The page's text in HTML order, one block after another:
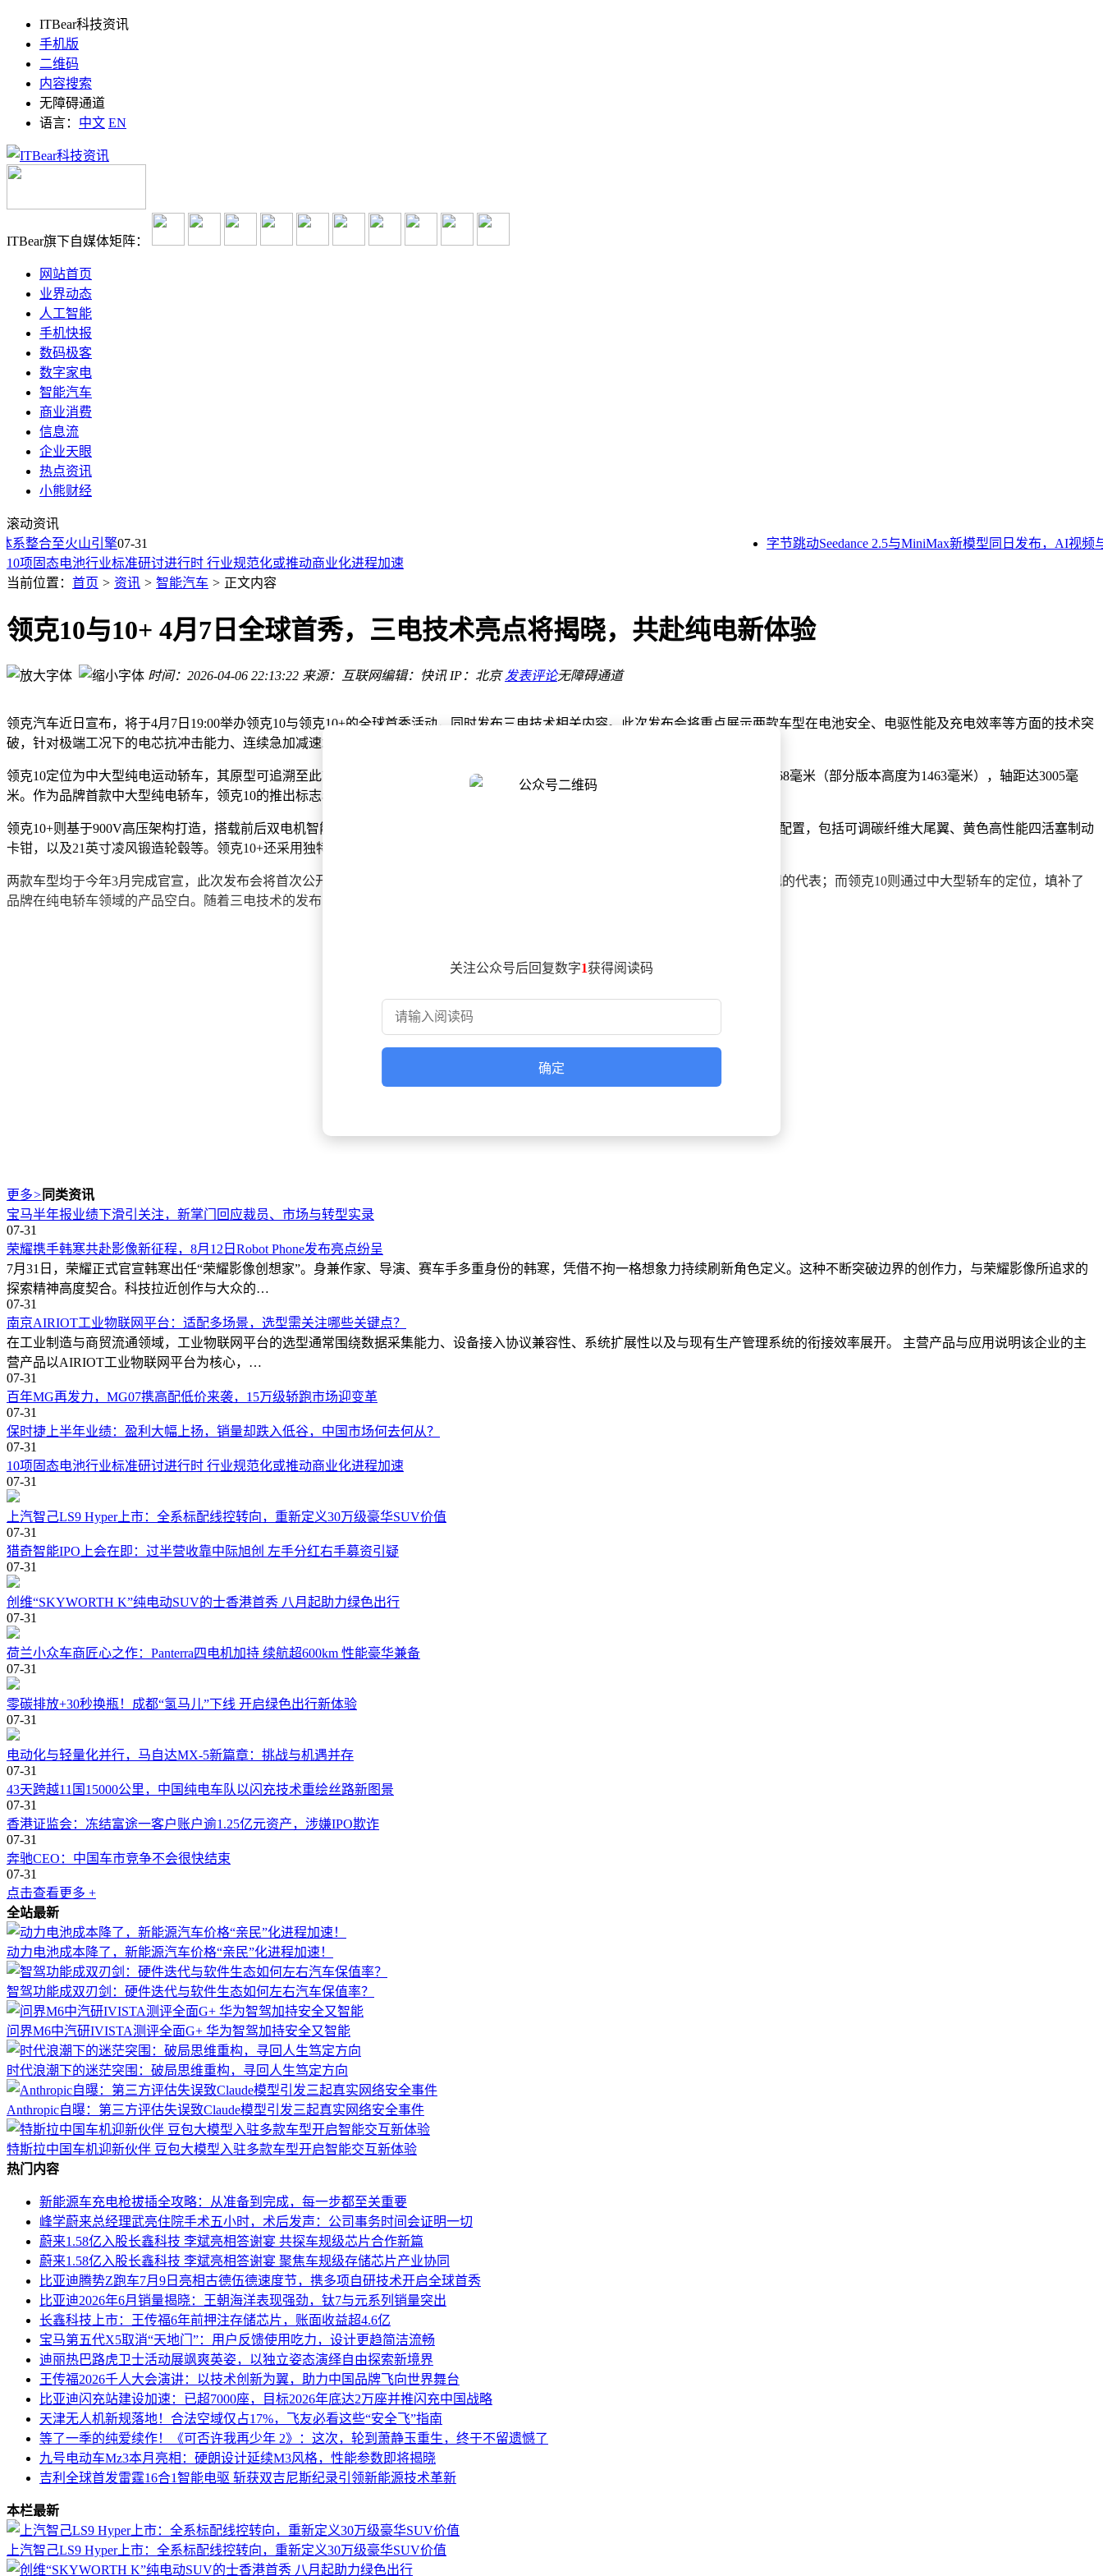
ITBear科技资讯
手机版
二维码
内容搜索
无障碍通道
语言： 中文 EN
ITBear旗下自媒体矩阵：
网站首页
业界动态
人工智能
手机快报
数码极客
数字家电
智能汽车
商业消费
信息流
企业天眼
热点资讯
小熊财经
滚动资讯
整合至火山引擎 07-31 字节跳动Seedance 2.5与MiniMax新模型同日发布，AI视频与
荷兰小众车商匠心之作：Panterra四电机加持 续航超600km 性能豪华兼备
宝马半年报业绩下滑引关注，新掌门回应裁员、市场与转型实录
荣耀携手韩寒共赴影像新征程，8月12日Robot Phone发布亮点纷呈
百年MG再发力，MG07携高配低价来袭，15万级轿跑市场迎变革
保时捷上半年业绩：盈利大幅上扬，销量却跌入低谷，中国市场何去何从？
10项固态电池行业标准研讨进行时 行业规范化或推动商业化进程加速
上汽智己LS9 Hyper上市：全系标配线控转向，重新定义30万级豪华SUV价值
创维“SKYWORTH K”纯电动SUV的士香港首秀 八月起助力绿色出行
荷兰小众车商匠心之作：Panterra四电机加持 续航超600km 性能豪华兼备
宝马半年报业绩下滑引关注，新掌门回应裁员、市场与转型实录
当前位置： 首页 > 资讯 > 智能汽车 > 正文内容
领克10与10+ 4月7日全球首秀，三电技术亮点将揭晓，共赴纯电新体验
时间：2026-04-06 22:13:22 来源：互联网编辑：快讯 IP：北京 发表评论无障碍通道
领克汽车近日宣布，将于4月7日19:00举办领克10与领克10+的全球首秀活动，同时发布三电技术相关内容。此次发布会将重点展示两款车型在电池安全、电驱性能及充电效率等方面的技术突
破，针对极端工况下的电芯抗冲击能力、连续急加减速场景下的电驱稳定性，以及快充技术优化等关键问题作出解答。
领克10定位为中大型纯电运动轿车，其原型可追溯至此前曝光的领克Z10纯电版。车身尺寸方面，该车长5050毫米、宽1966毫米、高1468毫米（部分版本高度为1463毫米），轴距达3005毫
米。作为品牌首款中大型纯电轿车，领克10的推出标志着领克正式进军高端纯电轿车市场。
领克10+则基于900V高压架构打造，搭载前后双电机智能四驱系统，综合功率高达680千瓦（约合925马力）。该车型提供多项专属性能配置，包括可调碳纤维大尾翼、黄色高性能四活塞制动
卡钳，以及21英寸凌风锻造轮毂等。领克10+还采用独特的“赛影蓝”车身配色，进一步强化其运动属性。
两款车型均于今年3月完成官宣，此次发布会将首次公开其核心技术细节。领克10+的高压架构与超强动力组合，使其成为品牌性能旗舰的代表；而领克10则通过中大型轿车的定位，填补了
品牌在纯电轿车领域的产品空白。随着三电技术的发布，领克或将展示其在电池安全、电驱效率及充电技术方面的最新成果。
关注公众号后回复数字1获得阅读码
确定
更多> 同类资讯
宝马半年报业绩下滑引关注，新掌门回应裁员、市场与转型实录
07-31
荣耀携手韩寒共赴影像新征程，8月12日Robot Phone发布亮点纷呈
7月31日，荣耀正式官宣韩寒出任“荣耀影像创想家”。身兼作家、导演、赛车手多重身份的韩寒，凭借不拘一格想象力持续刷新角色定义。这种不断突破边界的创作力，与荣耀影像所追求的
探索精神高度契合。科技拉近创作与大众的…
07-31
南京AIRIOT工业物联网平台：适配多场景，选型需关注哪些关键点？
在工业制造与商贸流通领域，工业物联网平台的选型通常围绕数据采集能力、设备接入协议兼容性、系统扩展性以及与现有生产管理系统的衔接效率展开。 主营产品与应用说明该企业的主
营产品以AIRIOT工业物联网平台为核心，…
07-31
百年MG再发力，MG07携高配低价来袭，15万级轿跑市场迎变革
07-31
保时捷上半年业绩：盈利大幅上扬，销量却跌入低谷，中国市场何去何从？
07-31
10项固态电池行业标准研讨进行时 行业规范化或推动商业化进程加速
07-31
上汽智己LS9 Hyper上市：全系标配线控转向，重新定义30万级豪华SUV价值
07-31
猎奇智能IPO上会在即：过半营收靠中际旭创 左手分红右手募资引疑
07-31
创维“SKYWORTH K”纯电动SUV的士香港首秀 八月起助力绿色出行
07-31
荷兰小众车商匠心之作：Panterra四电机加持 续航超600km 性能豪华兼备
07-31
零碳排放+30秒换瓶！成都“氢马儿”下线 开启绿色出行新体验
07-31
电动化与轻量化并行，马自达MX-5新篇章：挑战与机遇并存
07-31
43天跨越11国15000公里，中国纯电车队以闪充技术重绘丝路新图景
07-31
香港证监会：冻结富途一客户账户逾1.25亿元资产，涉嫌IPO欺诈
07-31
奔驰CEO：中国车市竞争不会很快结束
07-31
点击查看更多 +
全站最新
动力电池成本降了，新能源汽车价格“亲民”化进程加速！
智驾功能成双刃剑：硬件迭代与软件生态如何左右汽车保值率？
问界M6中汽研IVISTA测评全面G+ 华为智驾加持安全又智能
时代浪潮下的迷茫突围：破局思维重构，寻回人生笃定方向
Anthropic自曝：第三方评估失误致Claude模型引发三起真实网络安全事件
特斯拉中国车机迎新伙伴 豆包大模型入驻多款车型开启智能交互新体验
热门内容
新能源车充电枪拔插全攻略：从准备到完成，每一步都至关重要
峰学蔚来总经理武亮住院手术五小时，术后发声：公司事务时间会证明一切
蔚来1.58亿入股长鑫科技 李斌亮相答谢宴 共探车规级芯片合作新篇
蔚来1.58亿入股长鑫科技 李斌亮相答谢宴 聚焦车规级存储芯片产业协同
比亚迪腾势Z跑车7月9日亮相古德伍德速度节，携多项自研技术开启全球首秀
比亚迪2026年6月销量揭晓：王朝海洋表现强劲，钛7与元系列销量突出
长鑫科技上市：王传福6年前押注存储芯片，账面收益超4.6亿
宝马第五代X5取消“天地门”：用户反馈使用吃力，设计更趋简洁流畅
迪丽热巴路虎卫士活动展飒爽英姿，以独立姿态演绎自由探索新境界
王传福2026千人大会演讲：以技术创新为翼，助力中国品牌飞向世界舞台
比亚迪闪充站建设加速：已超7000座，目标2026年底达2万座并推闪充中国战略
天津无人机新规落地！合法空域仅占17%，飞友必看这些“安全飞”指南
等了一季的纯爱续作！《可否许我再少年 2》：这次，轮到萧静玉重生，终于不留遗憾了
九号电动车Mz3本月亮相：硬朗设计延续M3风格，性能参数即将揭晓
吉利全球首发雷霆16合1智能电驱 斩获双吉尼斯纪录引领新能源技术革新
本栏最新
上汽智己LS9 Hyper上市：全系标配线控转向，重新定义30万级豪华SUV价值